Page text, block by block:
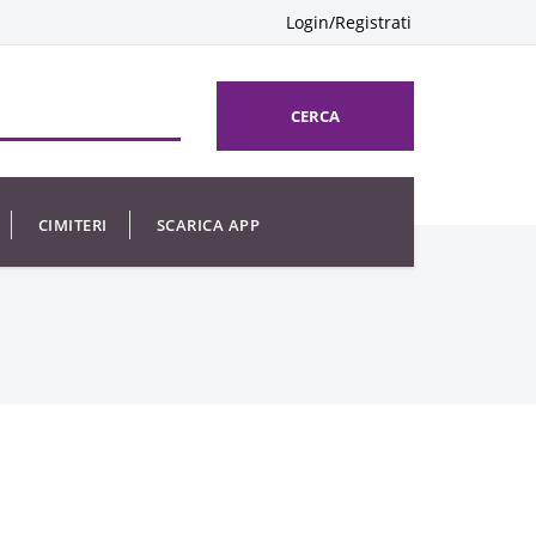
Login/Registrati
CERCA
CIMITERI SCARICA APP